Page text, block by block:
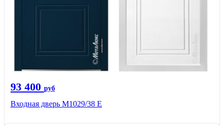
93 400 руб
Входная дверь М1029/38 E